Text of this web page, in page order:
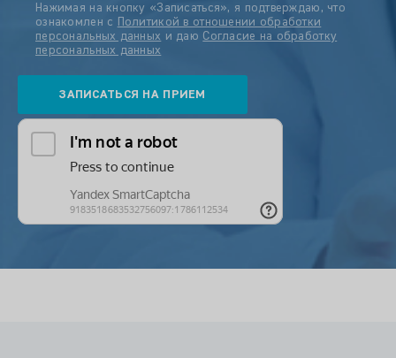
Нажимая на кнопку «Записаться», я подтверждаю, что
ознакомлен с Политикой в отношении обработки
персональных данных и даю Согласие на обработку
персональных данных